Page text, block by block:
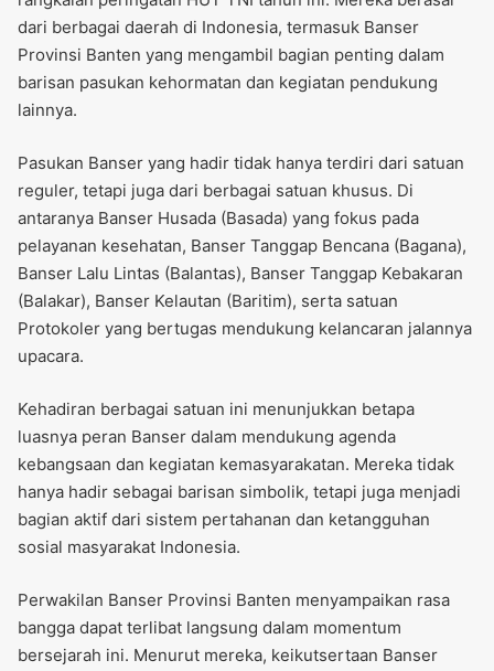
dari berbagai daerah di Indonesia, termasuk Banser
Provinsi Banten yang mengambil bagian penting dalam
barisan pasukan kehormatan dan kegiatan pendukung
lainnya.
Pasukan Banser yang hadir tidak hanya terdiri dari satuan
reguler, tetapi juga dari berbagai satuan khusus. Di
antaranya Banser Husada (Basada) yang fokus pada
pelayanan kesehatan, Banser Tanggap Bencana (Bagana),
Banser Lalu Lintas (Balantas), Banser Tanggap Kebakaran
(Balakar), Banser Kelautan (Baritim), serta satuan
Protokoler yang bertugas mendukung kelancaran jalannya
upacara.
Kehadiran berbagai satuan ini menunjukkan betapa
luasnya peran Banser dalam mendukung agenda
kebangsaan dan kegiatan kemasyarakatan. Mereka tidak
hanya hadir sebagai barisan simbolik, tetapi juga menjadi
bagian aktif dari sistem pertahanan dan ketangguhan
sosial masyarakat Indonesia.
Perwakilan Banser Provinsi Banten menyampaikan rasa
bangga dapat terlibat langsung dalam momentum
bersejarah ini. Menurut mereka, keikutsertaan Banser